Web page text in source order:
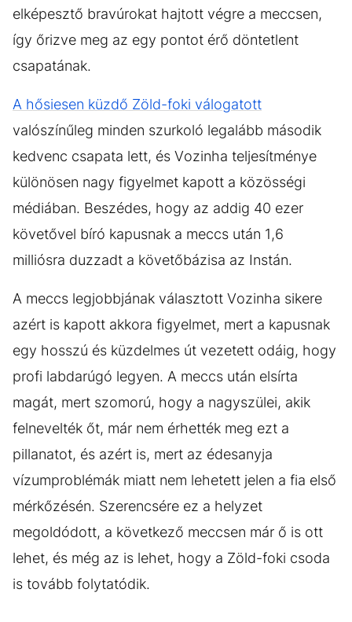
elképesztő bravúrokat hajtott végre a meccsen,
így őrizve meg az egy pontot érő döntetlent
csapatának.
A hősiesen küzdő Zöld-foki válogatott
valószínűleg minden szurkoló legalább második
kedvenc csapata lett, és Vozinha teljesítménye
különösen nagy figyelmet kapott a közösségi
médiában. Beszédes, hogy az addig 40 ezer
követővel bíró kapusnak a meccs után 1,6
milliósra duzzadt a követőbázisa az Instán.
A meccs legjobbjának választott Vozinha sikere
azért is kapott akkora figyelmet, mert a kapusnak
egy hosszú és küzdelmes út vezetett odáig, hogy
profi labdarúgó legyen. A meccs után elsírta
magát, mert szomorú, hogy a nagyszülei, akik
felnevelték őt, már nem érhették meg ezt a
pillanatot, és azért is, mert az édesanyja
vízumproblémák miatt nem lehetett jelen a fia első
mérkőzésén. Szerencsére ez a helyzet
megoldódott, a következő meccsen már ő is ott
lehet, és még az is lehet, hogy a Zöld-foki csoda
is tovább folytatódik.